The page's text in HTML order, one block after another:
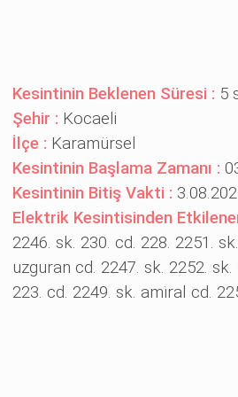
Kesintinin Beklenen Süresi : 5
Şehir : Kocaeli
İlçe : Karamürsel
Kesintinin Başlama Zamanı :
Kesintinin Bitiş Vakti :
Elektrik Kesintisinden
2246. sk. 230. cd. 228. 2251.
uzguran cd. 2247. sk. 2252.
223. cd. 2249. sk. ami̇ral cd.